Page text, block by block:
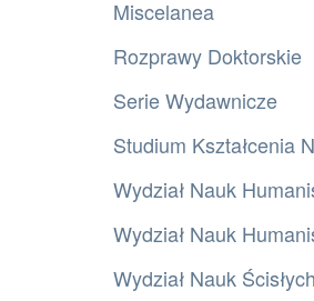
Miscelanea
Rozprawy Doktorskie
Serie Wydawnicze
Studium Kształcenia
Wydział Nauk
Wydział Nauk
Wydział Nauk